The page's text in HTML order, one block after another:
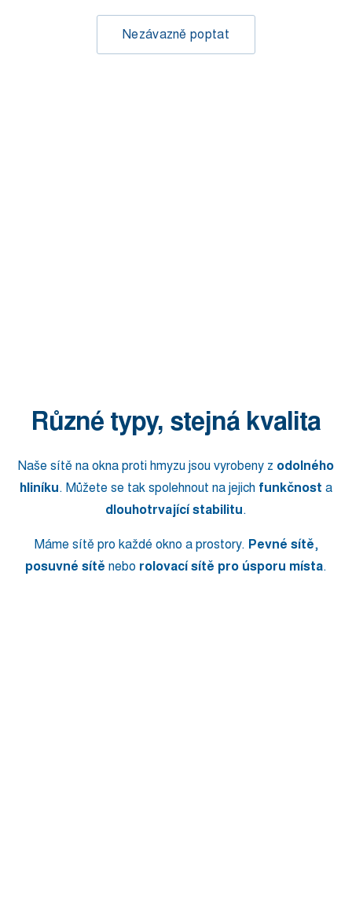
Nezávazně poptat
Různé typy, stejná kvalita
Naše sítě na okna proti hmyzu jsou vyrobeny z odolného
hliníku. Můžete se tak spolehnout na jejich funkčnost a
dlouhotrvající stabilitu.
Máme sítě pro každé okno a prostory. Pevné sítě,
posuvné sítě nebo rolovací sítě pro úsporu místa.